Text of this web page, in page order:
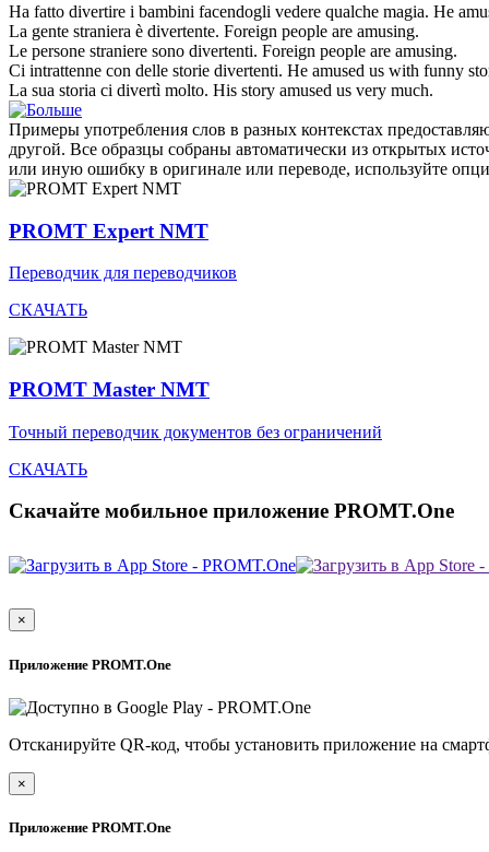
Ha fatto divertire i bambini facendogli vedere qualche magia. He
La gente straniera è divertente. Foreign people are amusing.
Le persone straniere sono divertenti. Foreign people are amusing.
Ci intrattenne con delle storie divertenti. He amused us with funny
La sua storia ci divertì molto. His story amused us very much.
Примеры употребления слов в разных контекстах
другой. Все образцы собраны автоматически из открытых
или иную ошибку в оригинале или переводе, используйте
PROMT Expert NMT
Переводчик для переводчиков
СКАЧАТЬ
PROMT Master NMT
Точный переводчик документов без ограничений
СКАЧАТЬ
Скачайте мобильное приложение PROMT.One
×
Приложение PROMT.One
Отсканируйте QR-код, чтобы установить приложение на
×
Приложение PROMT.One